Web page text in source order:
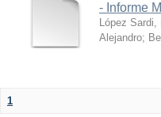
- Informe
López Sardi,
Alejandro;
1